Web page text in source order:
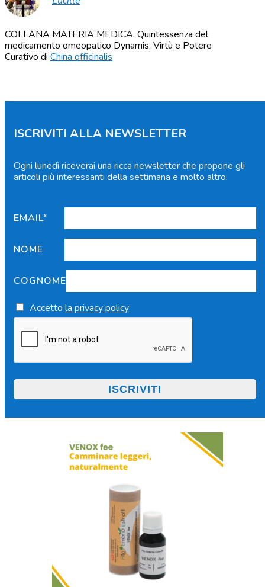
COLLANA MATERIA MEDICA. Quintessenza del
medicamento omeopatico Dynamis, Virtù e Potere
Curativo di China officinalis
ISCRIVITI ALLA NEWSLETTER
Ogni lunedì riceverai una ricca newsletter che propone gli
articoli più interessanti della settimana e molto altro.
EMAIL*
NOME
COGNOME
Accetto la privacy policy